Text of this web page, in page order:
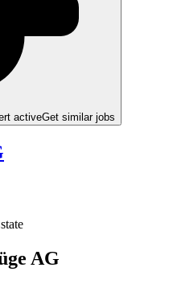
activeGet similar jobs
AG